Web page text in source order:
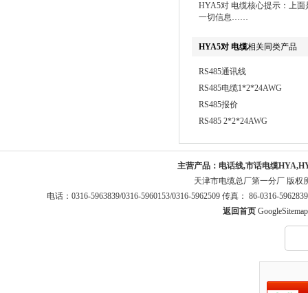
HYA5对 电缆核心提示：上
一切信息……
HYA5对 电缆相关同类产品
RS485通讯线
RS485电缆1*2*24AWG
RS485报价
RS485 2*2*24AWG
主营产品： 电话线,市话电缆
天津市电缆总厂第一分厂 版权
电话：0316-5963839/0316-5960153/0316-5962509 传真： 86-0316-
返回首页 GoogleSitemap